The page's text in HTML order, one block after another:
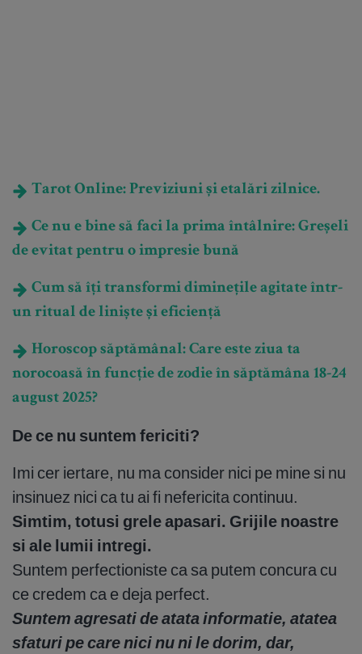
Tarot Online: Previziuni și etalări zilnice.
Ce nu e bine să faci la prima întâlnire: Greșeli
de evitat pentru o impresie bună
Cum să îți transformi diminețile agitate într-
un ritual de liniște și eficiență
Horoscop săptămânal: Care este ziua ta
norocoasă în funcție de zodie în săptămâna 18-24
august 2025?
De ce nu suntem fericiti?
Imi cer iertare, nu ma consider nici pe mine si nu
insinuez nici ca tu ai fi nefericita continuu.
Simtim, totusi grele apasari. Grijile noastre
si ale lumii intregi.
Suntem perfectioniste ca sa putem concura cu
ce credem ca e deja perfect.
Suntem agresati de atata informatie, atatea
sfaturi pe care nici nu ni le dorim, dar,